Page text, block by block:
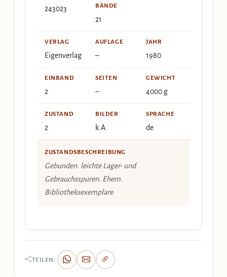
243023
BÄNDE
21
VERLAG
Eigenverlag
AUFLAGE
–
JAHR
1980
EINBAND
2
SEITEN
–
GEWICHT
4000 g
ZUSTAND
2
BILDER
k.A.
SPRACHE
de
ZUSTANDSBESCHREIBUNG
Gebunden. leichte Lager- und
Gebrauchsspuren. Ehem.
Bibliotheksexemplare
TEILEN: